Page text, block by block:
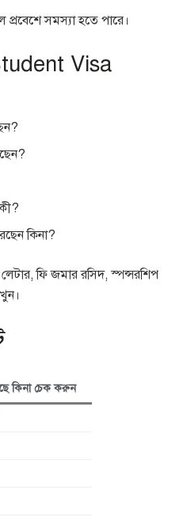
প্রবেশে সমস্যা হতে পারে।
Visa
কিনা?
লেটার, ফি জমার রসিদ, স্পন্সরশিপ
কিনা চেক করুন